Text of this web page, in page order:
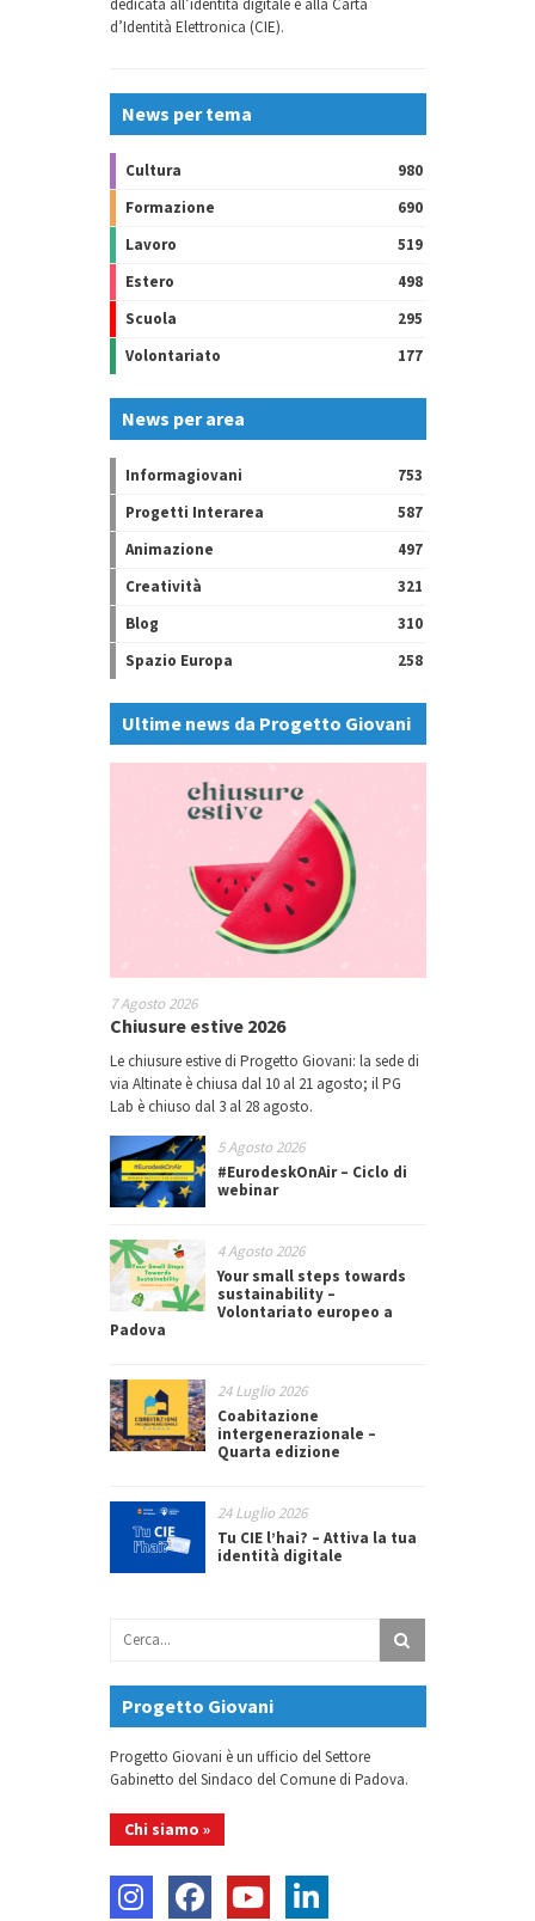
d’Identità Elettronica (CIE).
News per tema
Cultura
980
Formazione
690
Lavoro
519
Estero
498
Scuola
295
Volontariato
177
News per area
Informagiovani
753
Progetti Interarea
587
Animazione
497
Creatività
321
Blog
310
Spazio Europa
258
Ultime news da Progetto Giovani
7 Agosto 2026
Chiusure estive 2026
Le chiusure estive di Progetto Giovani: la sede di
via Altinate è chiusa dal 10 al 21 agosto; il PG
Lab è chiuso dal 3 al 28 agosto.
5 Agosto 2026
#EurodeskOnAir – Ciclo di
webinar
4 Agosto 2026
Your small steps towards
sustainability –
Volontariato europeo a
Padova
24 Luglio 2026
Coabitazione
intergenerazionale –
Quarta edizione
24 Luglio 2026
Tu CIE l’hai? – Attiva la tua
identità digitale
Progetto Giovani
Progetto Giovani è un ufficio del Settore
Gabinetto del Sindaco del Comune di Padova.
Chi siamo »